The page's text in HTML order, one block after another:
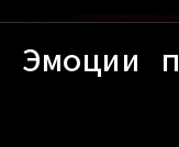
Эмоции